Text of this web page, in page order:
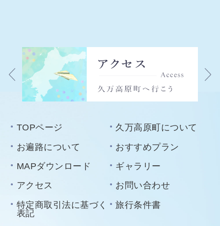
TOPページ
久万高原町について
お遍路について
おすすめプラン
MAPダウンロード
ギャラリー
アクセス
お問い合わせ
特定商取引法に基づく
表記
旅行条件書